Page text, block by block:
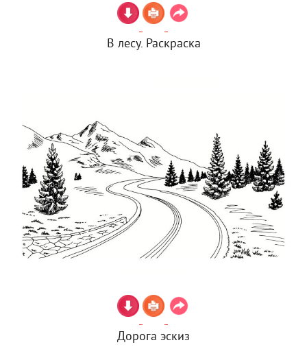
В лесу. Раскраска
Дорога эскиз